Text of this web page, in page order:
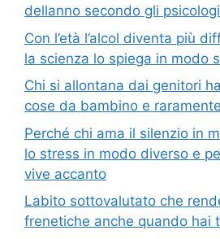
dellanno secondo gli psicologi
Con l’età l’alcol diventa più
la scienza lo spiega in modo
Chi si allontana dai genitori
cose da bambino e
Perché chi ama il silenzio in
lo stress in modo diverso e
vive accanto
Labito sottovalutato che
frenetiche anche quando hai